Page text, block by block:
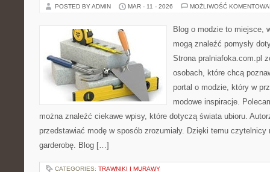
POSTED BY ADMIN MAR - 11 - 2026 MOŻLIWOŚĆ
Blog o modzie to miejsce,
mogą znaleźć pomysły
Strona pralniafoka.com.pl
osobach, które chcą
portal o modzie, który w
modowe inspiracje.
można znaleźć ciekawe wpisy, które dotyczą świata ubioru.
przedstawiać modę w sposób zrozumiały. Dzięki temu czytelnicy
garderobę. Blog […]
CATEGORIES: TRAWNIKI I MURAWY